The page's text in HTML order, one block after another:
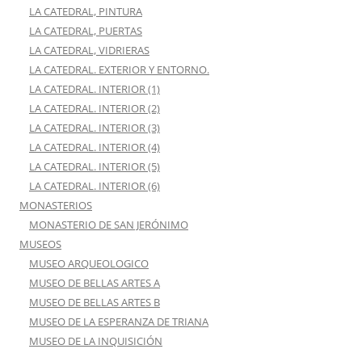
LA CATEDRAL, PINTURA
LA CATEDRAL, PUERTAS
LA CATEDRAL, VIDRIERAS
LA CATEDRAL. EXTERIOR Y ENTORNO.
LA CATEDRAL. INTERIOR (1)
LA CATEDRAL. INTERIOR (2)
LA CATEDRAL. INTERIOR (3)
LA CATEDRAL. INTERIOR (4)
LA CATEDRAL. INTERIOR (5)
LA CATEDRAL. INTERIOR (6)
MONASTERIOS
MONASTERIO DE SAN JERÓNIMO
MUSEOS
MUSEO ARQUEOLOGICO
MUSEO DE BELLAS ARTES A
MUSEO DE BELLAS ARTES B
MUSEO DE LA ESPERANZA DE TRIANA
MUSEO DE LA INQUISICIÓN